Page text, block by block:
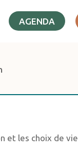
AGENDA
et les choix de vie.